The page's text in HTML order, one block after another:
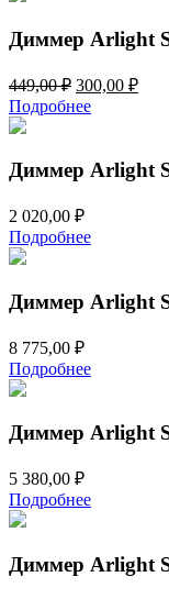
310,00 ₽.
Диммер Arlight
449,00₽
цена
составляла
300,00 ₽
Подробнее
Диммер Arlight
2 020,00 ₽
Подробнее
Диммер Arlight
8 775,00 ₽
Подробнее
Диммер Arlight
5 380,00 ₽
Подробнее
Диммер Arlight